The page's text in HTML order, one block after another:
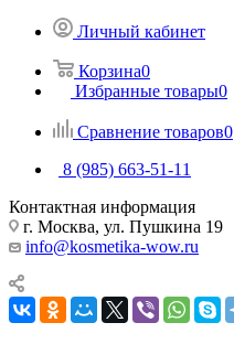
Личный кабинет
Корзина0
Избранные товары0
Сравнение товаров0
8 (985) 663-51-11
Контактная информация
г. Москва, ул. Пушкина 19
info@kosmetika-wow.ru